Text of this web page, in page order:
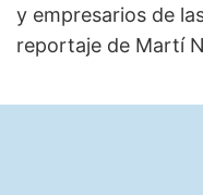
y empresarios de
reportaje de Martí